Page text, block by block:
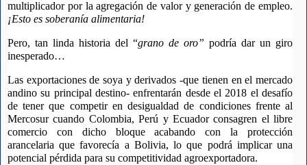
¡Esto es soberanía alimentaria!
Pero, tan linda historia del “grano de oro” podría dar un giro
inesperado…
Las exportaciones de soya y derivados -que tienen en el mercado
andino su principal destino- enfrentarán desde el 2018 el desafío
de tener que competir en desigualdad de condiciones frente al
Mercosur cuando Colombia, Perú y Ecuador consagren el libre
comercio con dicho bloque acabando con la protección
arancelaria que favorecía a Bolivia, lo que podrá implicar una
potencial pérdida para su competitividad agroexportadora.